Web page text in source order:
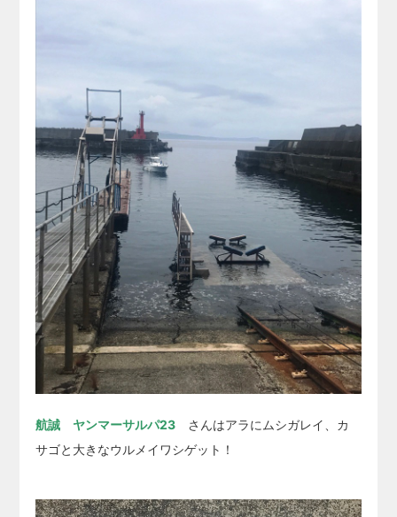
航誠 ヤンマーサルパ23 さんはアラにムシガレイ、カ
サゴと大きなウルメイワシゲット！